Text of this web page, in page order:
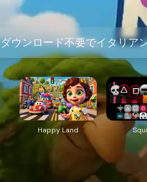
ダウンロード不要でイタリア
Happy Land